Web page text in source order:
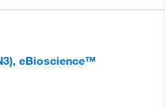
eBioscience™